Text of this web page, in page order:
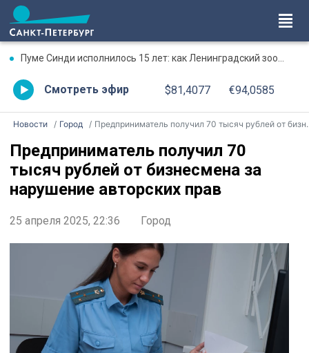
Пуме Синди исполнилось 15 лет: как Ленинградский зоопарк поздравил именинницу
Смотреть эфир $81,4077 €94,0585
Новости Город Предприниматель получил 70 тысяч рублей от бизнесмена за нарушение авторских прав
Предприниматель получил 70
тысяч рублей от бизнесмена за
нарушение авторских прав
25 апреля 2025, 22:36 Город